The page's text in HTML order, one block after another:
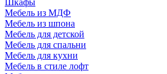
Шкафы
Мебель из МДФ
Мебель из шпона
Мебель для детской
Мебель для спальни
Мебель для кухни
Мебель в стиле лофт